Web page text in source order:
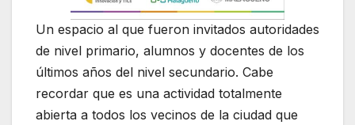
Un espacio al que fueron invitados autoridades
de nivel primario, alumnos y docentes de los
últimos años del nivel secundario. Cabe
recordar que es una actividad totalmente
abierta a todos los vecinos de la ciudad que